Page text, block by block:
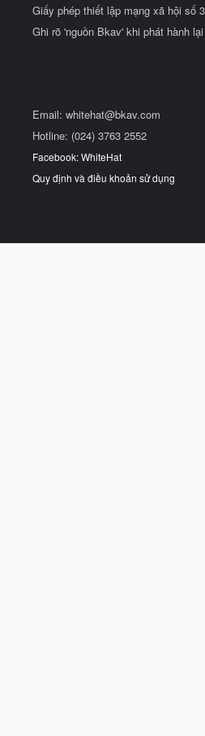
Giấy phép thiết lập mạng xã hội số
Ghi rõ 'nguồn Bkav' khi phát hành
Email: whitehat@bkav.com
Hotline: (024) 3763 2552
Facebook: WhiteHat
Quy định và điều khoản sử dụng